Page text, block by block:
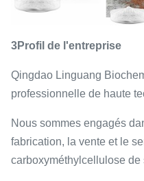
3Profil de l'entreprise
Qingdao Linguang
professionnelle de haute
Nous sommes engagés
fabrication, la vente et le
carboxyméthylcellulose de